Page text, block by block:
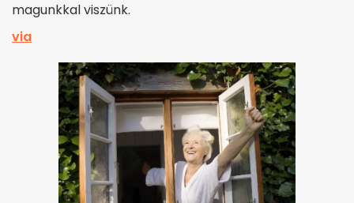
magunkkal viszünk.
via